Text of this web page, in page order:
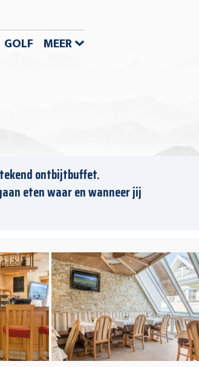
GOLF MEER
ontbijtbuffet.
eten waar en wanneer jij